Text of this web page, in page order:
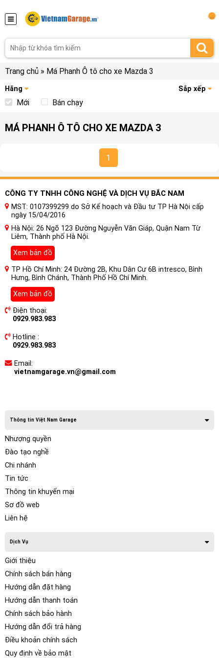
Trang chủ » Má Phanh Ô tô cho xe Mazda 3
Hãng Sắp xếp
Mới Bán chạy
MÁ PHANH Ô TÔ CHO XE MAZDA 3
1
CÔNG TY TNHH CÔNG NGHỆ VÀ DỊCH VỤ BẮC NAM
MST: 0107399299 do Sở Kế hoạch và Đầu tư TP Hà Nội cấp
ngày 15/04/2016
Hà Nội: 26 Ngõ 123 Đường Nguyễn Văn Giáp, Quận Nam Từ
Liêm, Thành phố Hà Nội.
Xem bản đồ
TP Hồ Chí Minh: 24 Đường 2B, Khu Dân Cư 6B intresco, Bình
Hưng, Bình Chánh, Thành Phố Hồ Chí Minh.
Xem bản đồ
Điện thoại:
0929.983.983
Hotline :
0929.983.983
Email:
vietnamgarage.vn@gmail.com
Thông tin Việt Nam Garage
Nhượng quyền
Đào tạo nghề
Chi nhánh
Tin tức
Thông tin khuyến mại
Sơ đồ web
Liên hệ
Dịch Vụ
Giới thiệu
Chính sách bán hàng
Hướng dẫn đặt hàng
Hướng dẫn thanh toán
Chính sách bảo hành
Hướng dẫn đổi trả hàng
Điều khoản chính sách
Quy định về bảo mật